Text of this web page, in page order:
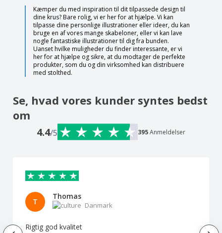
Kæmper du med inspiration til dit tilpassede design til
dine krus? Bare rolig, vi er her for at hjælpe. Vi kan
tilpasse dine personlige illustrationer eller ideer, du kan
bruge en af ​​vores mange skabeloner, eller vi kan lave
nogle fantastiske illustrationer til dig fra bunden.
Uanset hvilke muligheder du finder interessante, er vi
her for at hjælpe og sikre, at du modtager de perfekte
produkter, som du og din virksomhed kan distribuere
med stolthed.
Se, hvad vores kunder syntes bedst
om
4.4/5 395Anmeldelser
T
Thomas
Danmark
Rigtig god kvalitet